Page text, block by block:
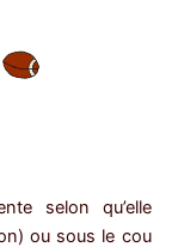
selon qu’elle
ou sous le cou